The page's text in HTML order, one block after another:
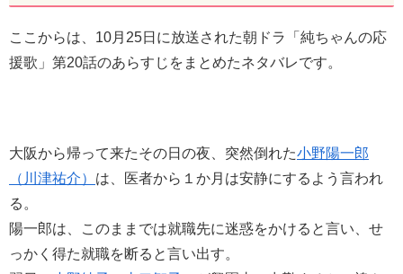
ここからは、10月25日に放送された朝ドラ「純ちゃんの応
援歌」第20話のあらすじをまとめたネタバレです。
大阪から帰って来たその日の夜、突然倒れた小野陽一郎
（川津祐介） は、医者から１か月は安静にするよう言われ
る。
陽一郎は、このままでは就職先に迷惑をかけると言い、せ
っかく得た就職を断ると言い出す。